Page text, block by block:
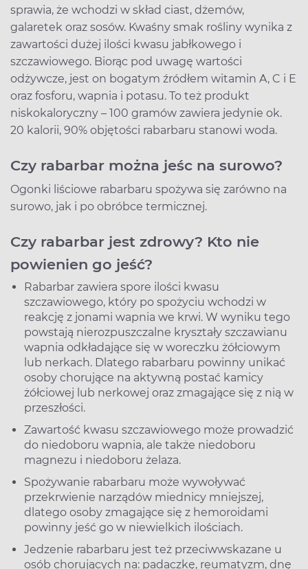
sprawia, że wchodzi w skład ciast, dżemów,
galaretek oraz sosów. Kwaśny smak rośliny wynika z
zawartości dużej ilości kwasu jabłkowego i
szczawiowego. Biorąc pod uwagę wartości
odżywcze, jest on bogatym źródłem witamin A, C i E
oraz fosforu, wapnia i potasu. To też produkt
niskokaloryczny – 100 gramów zawiera jedynie ok.
20 kalorii, 90% objętości rabarbaru stanowi woda.
Czy rabarbar można jeśc na surowo?
Ogonki liściowe rabarbaru spożywa się zarówno na
surowo, jak i po obróbce termicznej.
Czy rabarbar jest zdrowy? Kto nie
powienien go jeść?
Rabarbar zawiera spore ilości kwasu
szczawiowego, który po spożyciu wchodzi w
reakcję z jonami wapnia we krwi. W wyniku tego
powstają nierozpuszczalne kryształy szczawianu
wapnia odkładające się w woreczku żółciowym
lub nerkach. Dlatego rabarbaru powinny unikać
osoby chorujące na aktywną postać kamicy
żółciowej lub nerkowej oraz zmagające się z nią w
przeszłości.
Zawartość kwasu szczawiowego może prowadzić
do niedoboru wapnia, ale także niedoboru
magnezu i niedoboru żelaza.
Spożywanie rabarbaru może wywoływać
przekrwienie narządów miednicy mniejszej,
dlatego osoby zmagające się z hemoroidami
powinny jeść go w niewielkich ilościach.
Jedzenie rabarbaru jest też przeciwwskazane u
osób chorujących na: padaczkę, reumatyzm, dnę